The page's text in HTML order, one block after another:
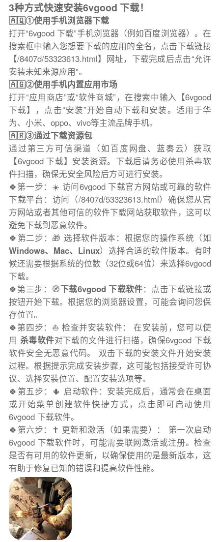
3种方式快速安装6vgood 下载！
🇦🇶①使用手机浏览器下载
打开“6vgood 下载”手机浏览器（例如百度浏览器）。在
搜索框中输入您想要下载的应用的全名，点击下载链接
【/8407d/53323613.html】网址，下载完成后点击“允许
安装未知来源应用”。
🇦🇬②使用手机内置应用市场
打开“应用商店”或“软件商城”，在搜索中输入【6vgood
下载】，点击“安装”开始自动下载和安装。适用于华
为、小米、oppo、vivo等主流品牌手机。
🇦🇷③通过下载资源包
通过第三方可信渠道（如百度网盘、蓝奏云）获取
【6vgood 下载】安装资源。下载后请务必使用杀毒软
件扫描，确保无安全风险后方可进行安装。
🍀第一步：☀️ 访问6vgood 下载官方网站或可靠的软件
下载平台：访问（/8407d/53323613.html）确保您从官
方网站或者其他可信的软件下载网站获取软件，这可以
避免下载到恶意软件。
🍀第二步：🎁 选择软件版本：根据您的操作系统（如
Windows、Mac、Linux）选择合适的软件版本。有时
候还需要根据系统的位数（32位或64位）来选择6vgood
下载。
🍀第三步：🧭下载6vgood 下载软件：点击下载链接或
按钮开始下载。根据您的浏览器设置，可能会询问您保
存位置。
🍀第四步：⛵️ 检查并安装软件： 在安装前，您可以使
用 杀毒软件对下载的文件进行扫描，确保6vgood 下载
软件安全无恶意代码。 双击下载的安装文件开始安装
过程。根据提示完成安装步骤，这可能包括接受许可协
议、选择安装位置、配置安装选项等。
🍀第五步：🌵 启动软件：安装完成后，通常会在桌面
或开始菜单创建软件快捷方式，点击即可启动使用
6vgood 下载软件。
🍀第六步：✝️ 更新和激活（如果需要）： 第一次启动
6vgood 下载软件时，可能需要联网激活或注册。检查
是否有可用的软件更新，以确保使用的是最新版本，这
有助于修复已知的错误和提高软件性能。